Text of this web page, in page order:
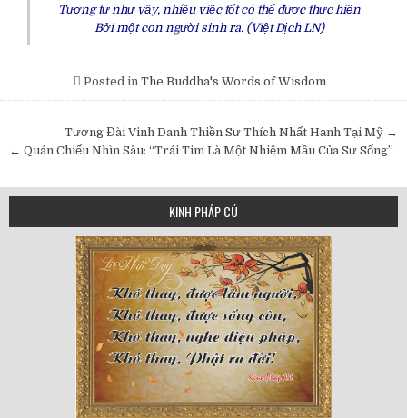
Tương tự như vậy, nhiều việc tốt có thể được thực hiện
Bởi một con người sinh ra. (Việt Dịch LN)
Posted in The Buddha's Words of Wisdom
navigation
Tượng Đài Vinh Danh Thiền Sư Thích Nhất Hạnh Tại Mỹ →
← Quán Chiếu Nhìn Sâu: “Trái Tim Là Một Nhiệm Mầu Của Sự Sống”
KINH PHÁP CÚ